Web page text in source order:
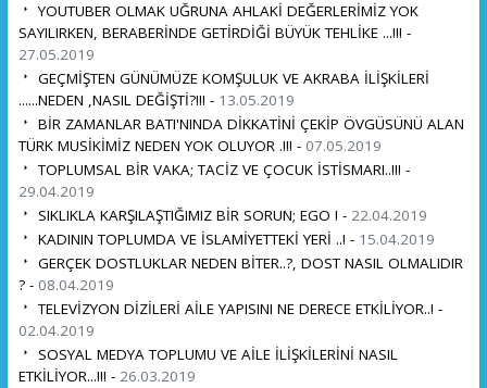
YOUTUBER OLMAK UĞRUNA AHLAKİ DEĞERLERİMİZ YOK
SAYILIRKEN, BERABERİNDE GETİRDİĞİ BÜYÜK TEHLİKE ...!!! -
27.05.2019
GEÇMİŞTEN GÜNÜMÜZE KOMŞULUK VE AKRABA İLİŞKİLERİ
......NEDEN ,NASIL DEĞİŞTİ?!!! - 13.05.2019
BİR ZAMANLAR BATI'NINDA DİKKATİNİ ÇEKİP ÖVGÜSÜNÜ ALAN
TÜRK MUSİKİMİZ NEDEN YOK OLUYOR .!!! - 07.05.2019
TOPLUMSAL BİR VAKA; TACİZ VE ÇOCUK İSTİSMARI..!!! -
29.04.2019
SIKLIKLA KARŞILAŞTIĞIMIZ BİR SORUN; EGO ! - 22.04.2019
KADININ TOPLUMDA VE İSLAMİYETTEKİ YERİ ..! - 15.04.2019
GERÇEK DOSTLUKLAR NEDEN BİTER..?, DOST NASIL OLMALIDIR
? - 08.04.2019
TELEVİZYON DİZİLERİ AİLE YAPISINI NE DERECE ETKİLİYOR..! -
02.04.2019
SOSYAL MEDYA TOPLUMU VE AİLE İLİŞKİLERİNİ NASIL
ETKİLİYOR...!!! - 26.03.2019